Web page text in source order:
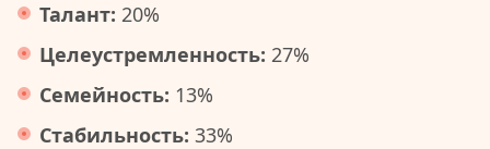
Талант: 20%
Целеустремленность: 27%
Семейность: 13%
Стабильность: 33%